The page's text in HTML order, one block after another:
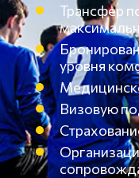
Трансфер
уровня
Визовую